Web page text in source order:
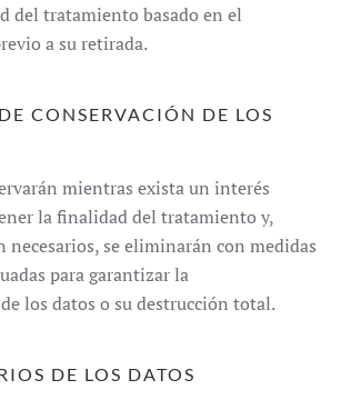
del tratamiento basado en el
a su retirada.
CONSERVACIÓN DE LOS
mientras exista un interés
la finalidad del tratamiento y,
necesarios, se eliminarán con medidas
para garantizar la
los datos o su destrucción total.
DE LOS DATOS